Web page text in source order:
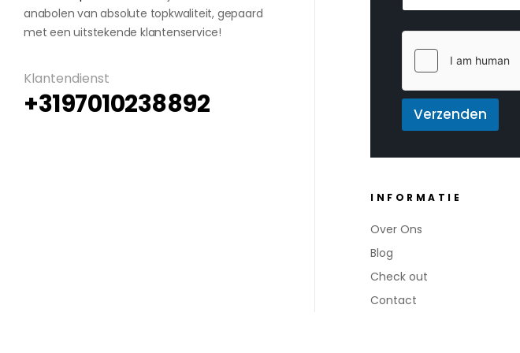
anabolen van absolute topkwaliteit, gepaard
met een uitstekende klantenservice!
Klantendienst
+3197010238892
i
m
a
*
a
m
Verzenden
INFORMATIE
Over Ons
Blog
Check out
Contact